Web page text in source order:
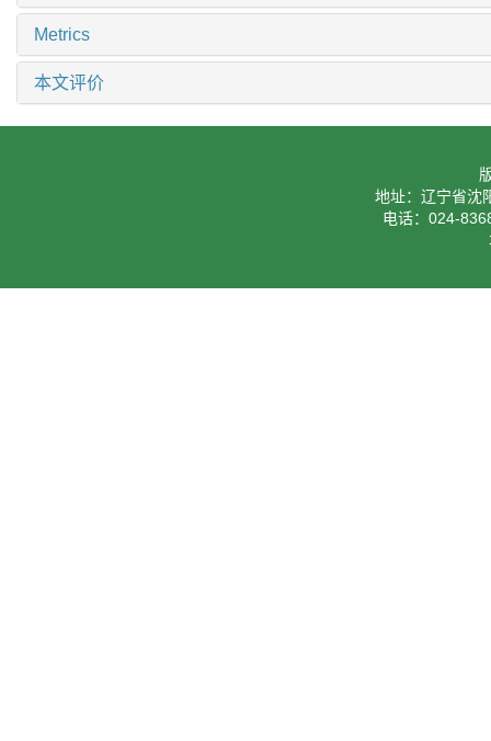
Metrics
本文评价
地址：辽宁省沈
电话：024-